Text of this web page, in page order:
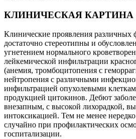
КЛИНИЧЕСКАЯ КАРТИНА
Клинические проявления различных
достаточно стереотипны и
угнетением нормального
лейкемической инфильтрации
(анемия, тромбоцитопения с
нейтропения с различными
инфильтрацией опухолевыми
продукцией цитокинов. Дебют
внезапным, с высокой лихорадкой,
интоксикацией. Тем не менее
случайно при профилактических
госпитализации.